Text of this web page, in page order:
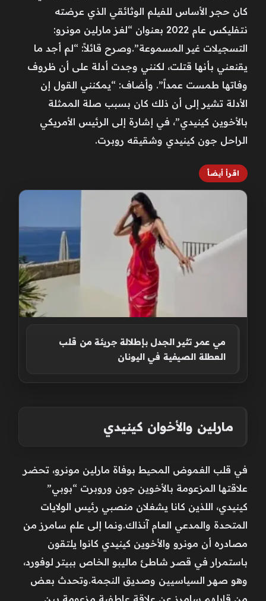
كان حجر الأساس للفيلم الوثائقي الذي عرضته
نتفليكس عام 2022 بعنوان “لغز مارلين مونرو:
التسجيلات غير المسموعة”.وصرح قائلاً: “لم أجد ما
يقنعني بأنها قتلت، لكنني وجدت أدلة على أن ظروف
وفاتها طمست عمداً”. وأضاف: “يمكنني القول إن
الأدلة تشير إلى أن ذلك كان بسبب صلة الممثلة
بالأخوين كينيدي”، في إشارة إلى الرئيس الأمريكي
الراحل جون كينيدي وشقيقه روبرت.
اقرأ أيضاً
مي عمر تثير الجدل بإطلالة جريئة من قلب
العطلة الصيفية في اليونان
مارلين والأخوان كينيدي
في قلب الغموض المحيط بوفاة مارلين مونرو، تحضر
علاقتها المزعومة بالأخوين جون وروبرت “بوبي”
كينيدي، اللذين كانا يشغلان منصبي رئيس الولايات
المتحدة والمدعي العام آنذاك.ونما إلى علم سامرز من
مصادره أن مونرو والأخوين كينيدي كانوا يلتقون
باستمرار في قصر شاطئ ماليبو الخاص ببيتر لوفورد،
وهو صهر السياسيين وصديق النجمة.وتحدث بعض
من قابلهم سامرز عن علاقة عاطفية مزعومة بين